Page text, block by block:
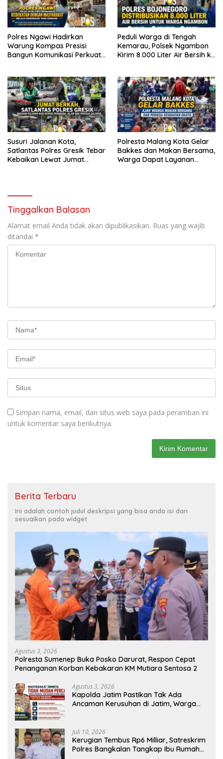
Polres Ngawi Hadirkan
Warung Kompas Presisi
Bangun Komunikasi Perkuat
Peduli Warga di Tengah
Kemarau, Polsek Ngambon
Kirim 8.000 Liter Air Bersih ke
Susuri Jalanan Kota,
Satlantas Polres Gresik Tebar
Kebaikan Lewat Jumat
Polresta Malang Kota Gelar
Bakkes dan Makan Bersama,
Warga Dapat Layanan
Tinggalkan Balasan
Alamat email Anda tidak akan dipublikasikan. Ruas yang wajib
ditandai *
Simpan nama, email, dan situs web saya pada peramban ini
untuk komentar saya berikutnya.
Berita Terbaru
Ini adalah contoh judul deskripsi yang bisa anda isi dan
sesuaikan pada widget
Agustus 3, 2026
Polresta Sumenep Buka Posko Darurat, Respon Cepat
Penanganan Korban Kebakaran KM Mutiara Sentosa 2
Agustus 3, 2026
Kapolda Jatim Pastikan Tak Ada
Ancaman Kerusuhan di Jatim, Warga
Juli 10, 2026
Kerugian Tembus Rp6 Milliar, Satreskrim
Polres Bangkalan Tangkap Ibu Rumah